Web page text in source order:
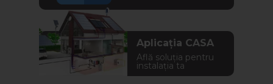
Aplicația CASA
Află soluția pentru
instalația ta